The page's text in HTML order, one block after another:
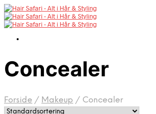
Concealer
Forside / Makeup / Concealer